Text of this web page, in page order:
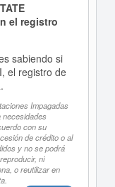
el registro
sabiendo si
el registro de
Impagadas
necesidades
con su
de crédito o al
y no se podrá
ni
o reutilizar en